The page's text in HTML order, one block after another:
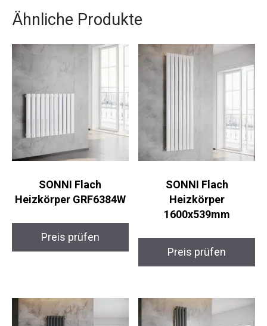
Ähnliche Produkte
SONNI Flach
Heizkörper GRF6384W
Preis prüfen
SONNI Flach
Heizkörper
1600x539mm
Preis prüfen